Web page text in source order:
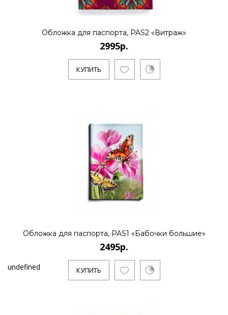
Обложка для паспорта, PAS2 «Витраж»
2995р.
КУПИТЬ
Обложка для паспорта, PAS1 «Бабочки большие»
2495р.
КУПИТЬ
undefined